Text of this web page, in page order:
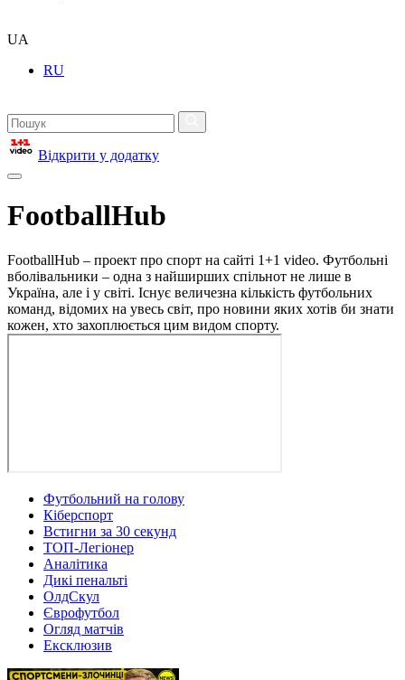
UA
RU
Відкрити у додатку
FootballHub
FootballHub – проект про спорт на сайті 1+1 video. Футбольні
вболівальники – одна з найширших спільнот не лише в
Україна, але і у світі. Існує величезна кількість футбольних
команд, відомих на увесь світ, про новини яких хотів би знати
кожен, хто захоплюється цим видом спорту.
Футбольний на голову
Кіберспорт
Встигни за 30 секунд
ТОП-Легіонер
Аналітика
Дикі пенальті
ОлдСкул
Єврофутбол
Огляд матчів
Ексклюзив